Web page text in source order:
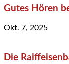
Gutes Hören
Okt. 7, 2025
Die